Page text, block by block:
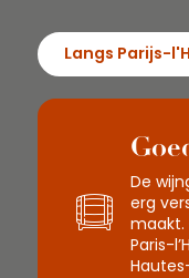
Langs Parijs-
De
erg
maakt.
Paris-